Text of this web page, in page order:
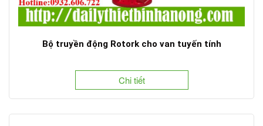
Bộ truyền động Rotork cho van tuyến tính
Chi tiết